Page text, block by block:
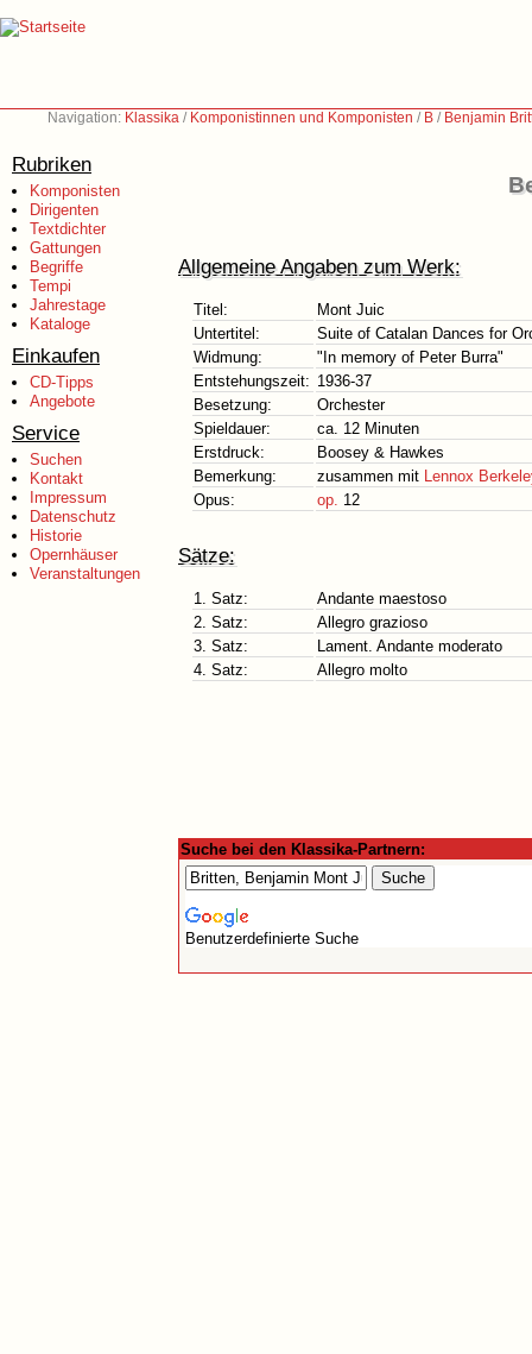
Navigation: Klassika / Komponistinnen und Komponisten / B / Benjamin
Rubriken
Komponisten
Dirigenten
Textdichter
Gattungen
Begriffe
Tempi
Jahrestage
Kataloge
Einkaufen
CD-Tipps
Angebote
Service
Suchen
Kontakt
Impressum
Datenschutz
Historie
Opernhäuser
Veranstaltungen
Allgemeine Angaben zum Werk:
Titel:
Mont Juic
Untertitel:
Suite of Catalan Dances for
Widmung:
"In memory of Peter Burra"
Entstehungszeit: 1936-37
Besetzung:
Orchester
Spieldauer:
ca. 12 Minuten
Erstdruck:
Boosey & Hawkes
Bemerkung:
zusammen mit Lennox
Opus:
op. 12
Sätze:
1. Satz:
Andante maestoso
2. Satz:
Allegro grazioso
3. Satz:
Lament. Andante moderato
4. Satz:
Allegro molto
Suche bei den Klassika-Partnern:
Benutzerdefinierte Suche